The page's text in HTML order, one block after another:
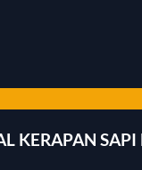
KERAPAN